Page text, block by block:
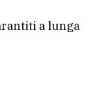
a lunga